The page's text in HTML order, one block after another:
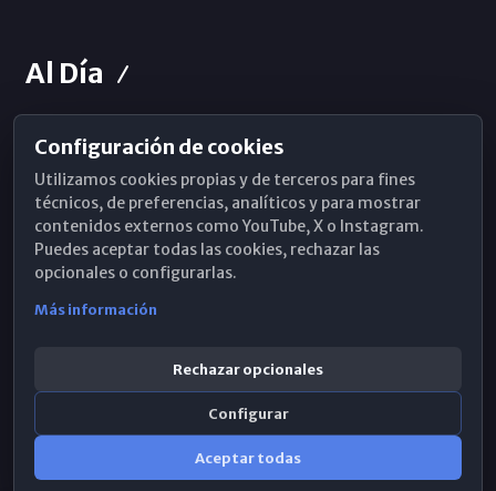
Al Día
Horarios de Misa
Hemeroteca
WhatsApp
Configuración de cookies
Utilizamos cookies propias y de terceros para fines
técnicos, de preferencias, analíticos y para mostrar
contenidos externos como YouTube, X o Instagram.
Puedes aceptar todas las cookies, rechazar las
opcionales o configurarlas.
Más información
Rechazar opcionales
Configurar
Aceptar todas